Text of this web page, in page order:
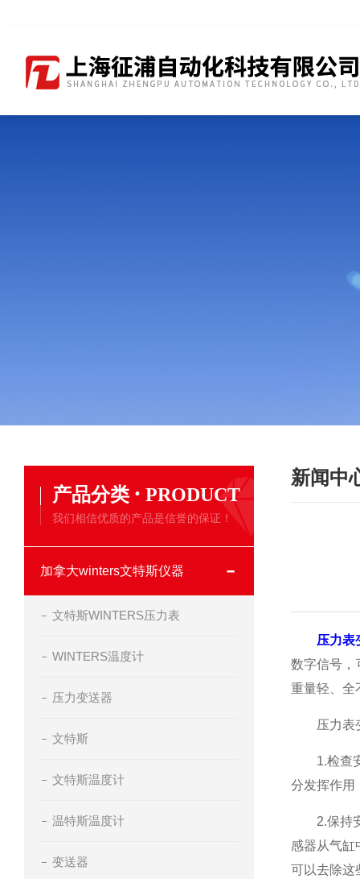
新闻中
压力表
数字信号，
重量轻、全
压力表变
1.检查安
分发挥作用
2.保持安
感器从气缸
可以去除这
产品分类 · PRODUCT
我们相信优质的产品是信誉的保证！
加拿大winters文特斯仪器
文特斯WINTERS压力表
WINTERS温度计
压力变送器
文特斯
文特斯温度计
温特斯温度计
变送器